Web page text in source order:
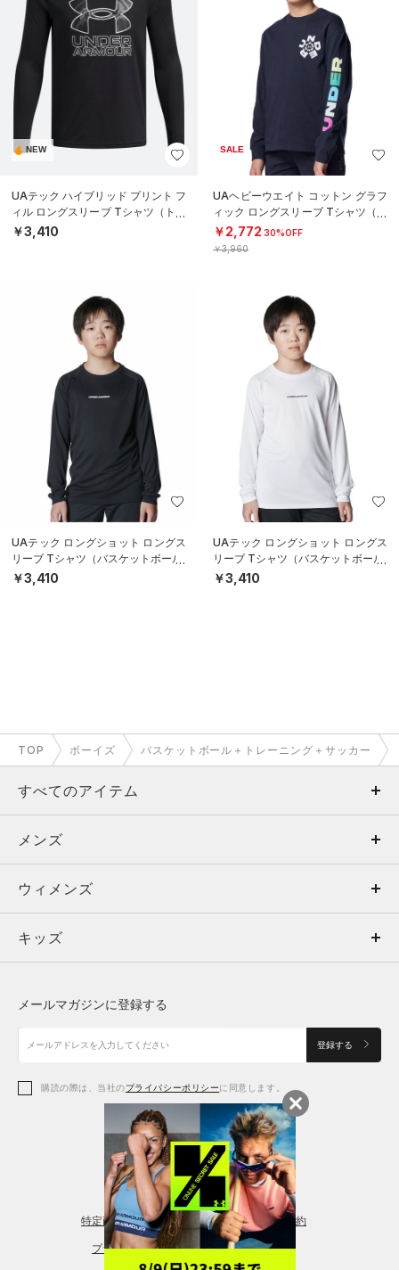
NEW
UAテック ハイブリッド プリント フ
ィル ロングスリーブ Tシャツ（トレ
ーニング/BOYS）
￥3,410
SALE
UAヘビーウエイト コットン グラフ
ィック ロングスリーブ Tシャツ（ト
レーニング/BOYS）
￥2,772 30%OFF
￥3,960
UAテック ロングショット ロングス
リーブ Tシャツ（バスケットボール/
BOYS）
￥3,410
UAテック ロングショット ロングス
リーブ Tシャツ（バスケットボール/
BOYS）
￥3,410
TOP ボーイズ バスケットボール＋トレーニング＋サッカー
すべてのアイテム
メンズ
ウィメンズ
キッズ
アクセサリー
メンズ
トップス
ボトムス
アクセサリー
ウィメンズ
トップス
シューズ
アクセサリー
レギンス＆タイツ
キッズ
シューズ
メールマガジンに登録する
登録する
購読の際は、当社のプライバシーポリシーに同意します。
特定商取引法に基づく通販の表記 会員規約
プライバシーポリシー